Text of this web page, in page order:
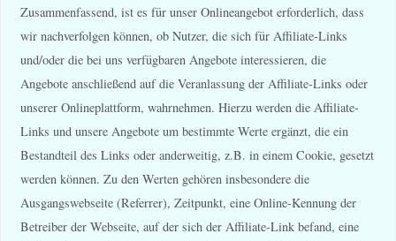
Zusammenfassend, ist es für unser Onlineangebot erforderlich, dass
wir nachverfolgen können, ob Nutzer, die sich für Affiliate-Links
und/oder die bei uns verfügbaren Angebote interessieren, die
Angebote anschließend auf die Veranlassung der Affiliate-Links oder
unserer Onlineplattform, wahrnehmen. Hierzu werden die Affiliate-
Links und unsere Angebote um bestimmte Werte ergänzt, die ein
Bestandteil des Links oder anderweitig, z.B. in einem Cookie, gesetzt
werden können. Zu den Werten gehören insbesondere die
Ausgangswebseite (Referrer), Zeitpunkt, eine Online-Kennung der
Betreiber der Webseite, auf der sich der Affiliate-Link befand, eine